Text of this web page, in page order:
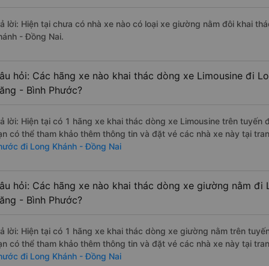
lời: Hiện tại chưa có nhà xe nào có loại xe giường nằm đôi khai
- Đồng Nai.
hỏi: Các hãng xe nào khai thác dòng xe Limousine đi
- Bình Phước?
lời: Hiện tại có 1 hãng xe khai thác dòng xe Limousine trên tuyến
có thể tham khảo thêm thông tin và đặt vé các nhà xe này tại
đi Long Khánh - Đồng Nai
hỏi: Các hãng xe nào khai thác dòng xe giường nằm đi
- Bình Phước?
lời: Hiện tại có 1 hãng xe khai thác dòng xe giường nằm trên
có thể tham khảo thêm thông tin và đặt vé các nhà xe này tại
đi Long Khánh - Đồng Nai